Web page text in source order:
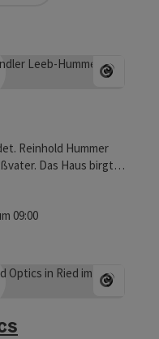
Reinhold Hummer
Das Haus birgt
einem Lift erreichbar.
09:00